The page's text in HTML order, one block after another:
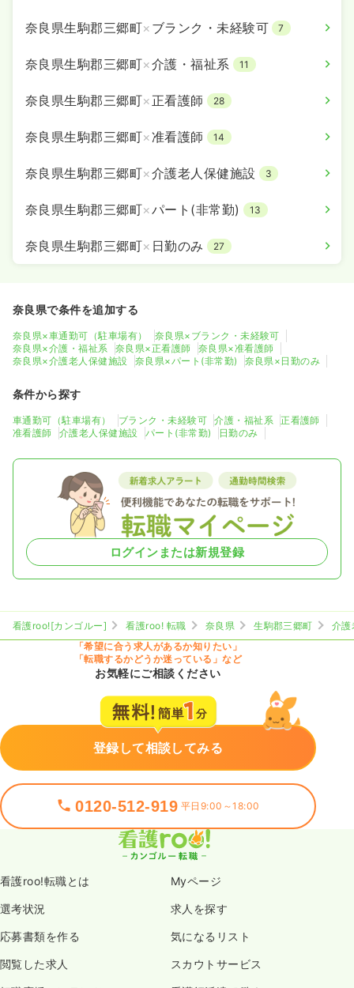
奈良県生駒郡三郷町× ブランク・未経験可 7
奈良県生駒郡三郷町×介護・福祉系 11
奈良県生駒郡三郷町× 正看護師 28
奈良県生駒郡三郷町×准看護師 14
奈良県生駒郡三郷町×介護老人保健施設 3
奈良県生駒郡三郷町×パート(非常勤) 13
奈良県生駒郡三郷町× 日勤のみ 27
奈良県で条件を追加する
奈良県×車通勤可（駐車場有）
奈良県×ブランク・未経験可
奈良県×介護・福祉系
奈良県×正看護師
奈良県×准看護師
奈良県×介護老人保健施設
奈良県×パート(非常勤) 奈良県×日勤のみ
条件から探す
車通勤可（駐車場有） ブランク・未経験可 介護・福祉系
正看護師
准看護師
介護老人保健施設 パート(非常勤) 日勤のみ
ログインまたは新規登録
看護roo![カンゴルー] 看護roo! 転職 奈良県 生駒郡三郷町
介護
「希望に合う求人があるか知りたい」
「転職するかどうか迷っている」など
お気軽にご相談ください
登録して相談してみる
0120-512-919 平日9:00～18:00
看護roo!転職とは Myページ
選考状況 求人を探す
応募書類を作る 気になるリスト
閲覧した求人 スカウトサービス